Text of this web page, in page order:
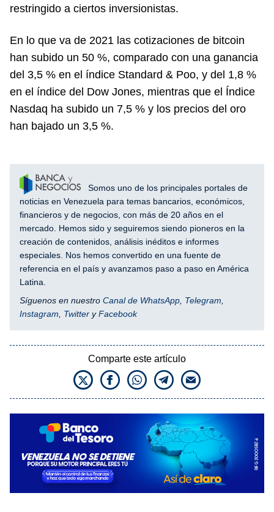
restringido a ciertos inversionistas.
En lo que va de 2021 las cotizaciones de bitcoin
han subido un 50 %, comparado con una ganancia
del 3,5 % en el índice Standard & Poo, y del 1,8 %
en el índice del Dow Jones, mientras que el Índice
Nasdaq ha subido un 7,5 % y los precios del oro
han bajado un 3,5 %.
Somos uno de los principales portales de
noticias en Venezuela para temas bancarios, económicos,
financieros y de negocios, con más de 20 años en el
mercado. Hemos sido y seguiremos siendo pioneros en la
creación de contenidos, análisis inéditos e informes
especiales. Nos hemos convertido en una fuente de
referencia en el país y avanzamos paso a paso en América
Latina.
Síguenos en nuestro Canal de WhatsApp Telegram
Instagram
Twitter yFacebook
Comparte este artículo